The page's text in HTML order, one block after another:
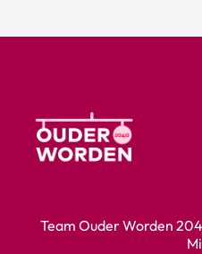
Team Ouder Worden